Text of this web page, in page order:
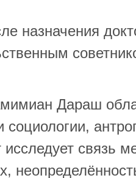
назначения
Дараш
связь